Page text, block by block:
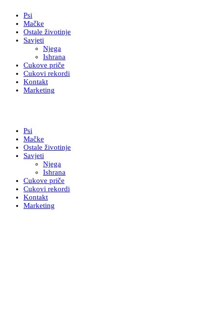
Psi
Mačke
Ostale životinje
Savjeti
Njega
Ishrana
Cukove priče
Cukovi rekordi
Kontakt
Marketing
Psi
Mačke
Ostale životinje
Savjeti
Njega
Ishrana
Cukove priče
Cukovi rekordi
Kontakt
Marketing